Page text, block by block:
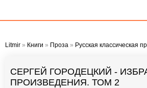
Litmir » Книги » Проза » Русская классическая
СЕРГЕЙ ГОРОДЕЦКИЙ -
ПРОИЗВЕДЕНИЯ. ТОМ 2